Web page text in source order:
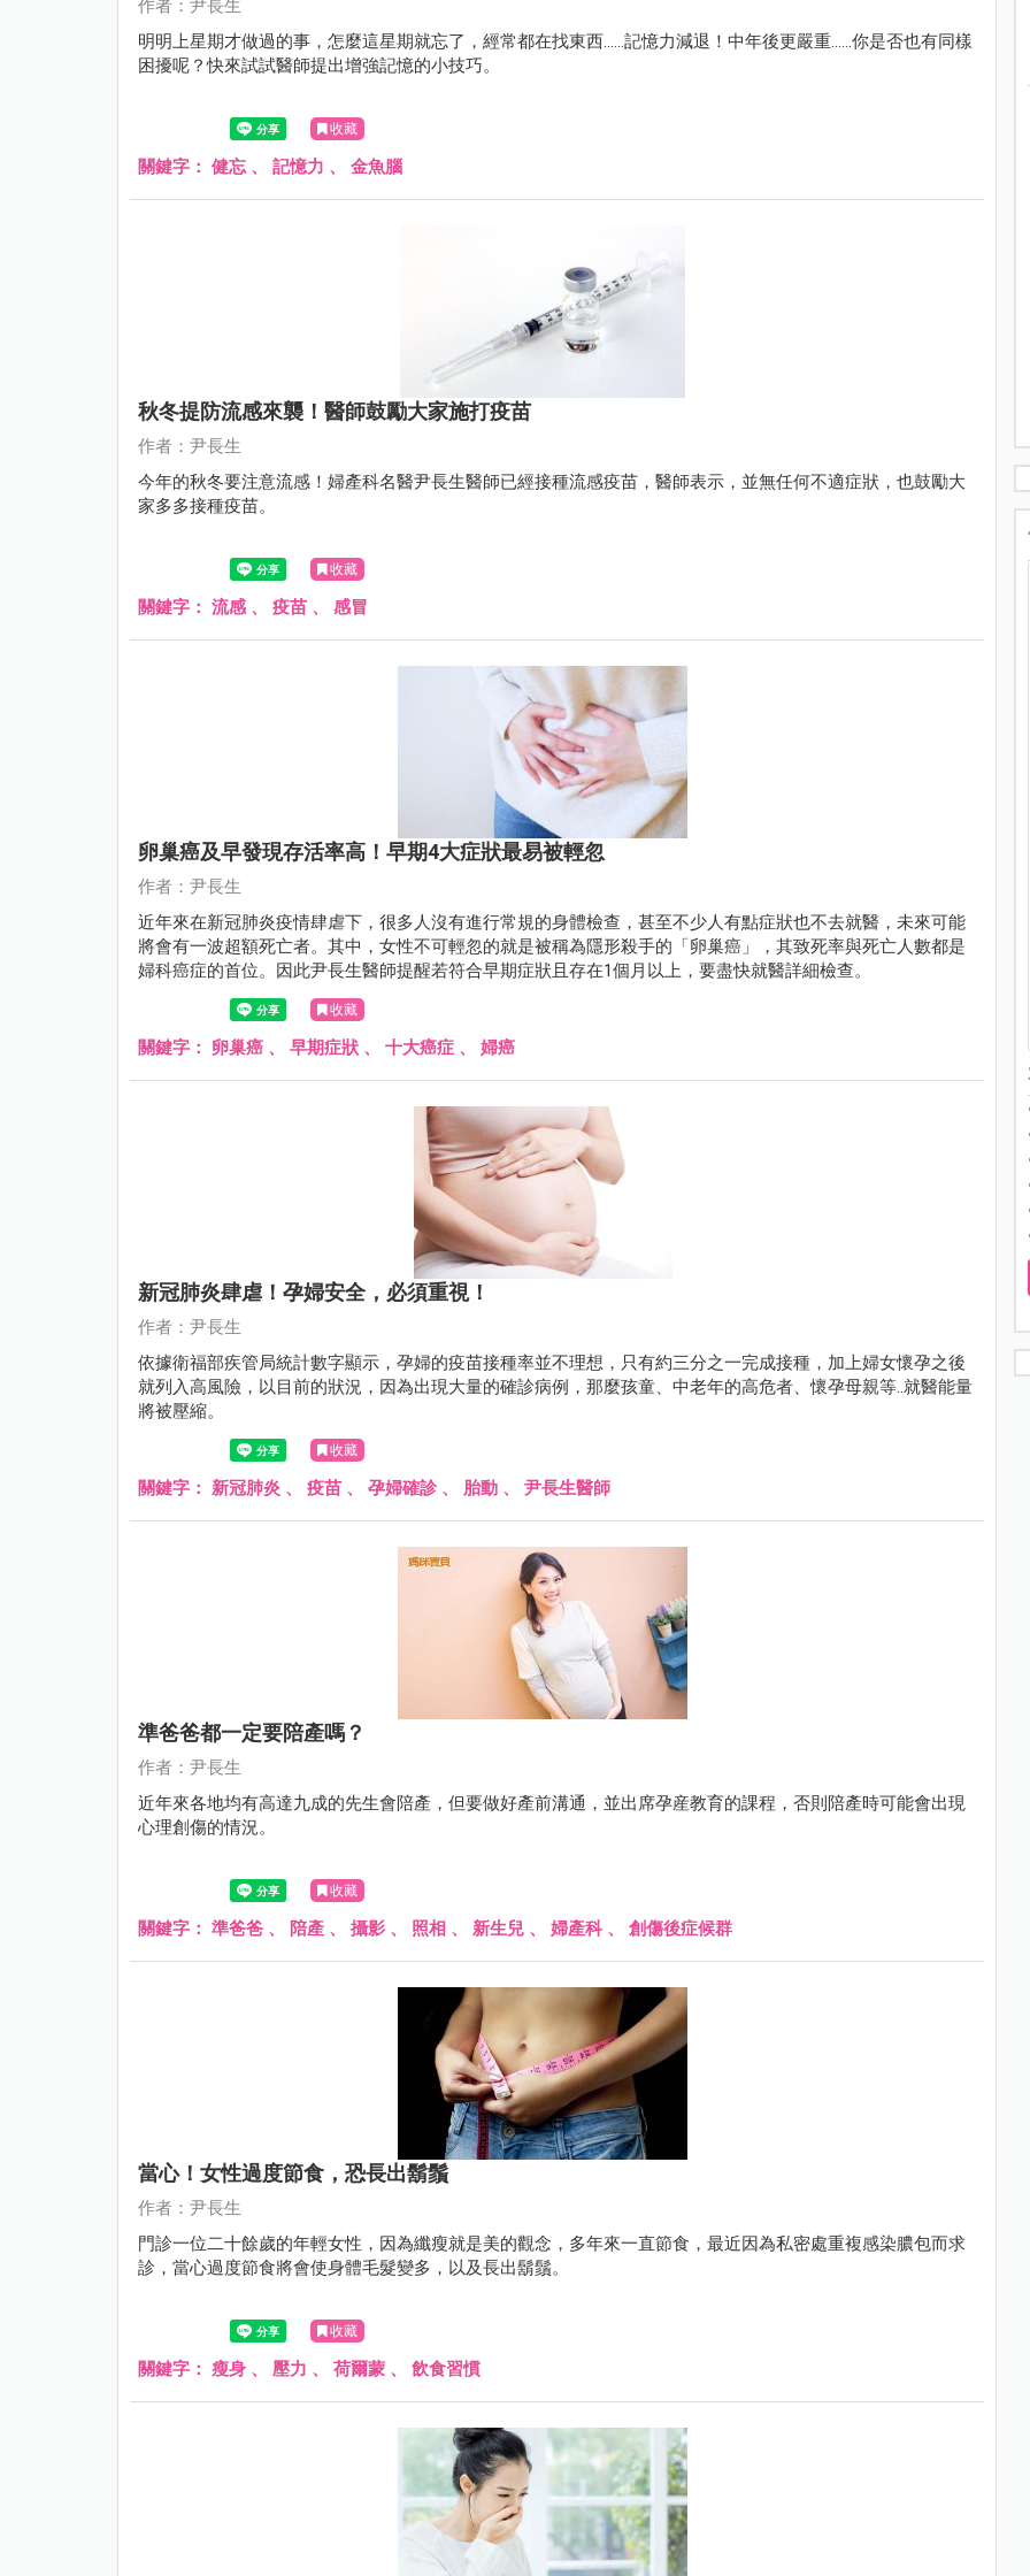
作者：尹長生
明明上星期才做過的事，怎麼這星期就忘了，經常都在找東西......記憶力減退！中年後更嚴重......你是否也有同樣
困擾呢？快來試試醫師提出增強記憶的小技巧。
收藏
關鍵字： 健忘、 記憶力 、 金魚腦
秋冬提防流感來襲！醫師鼓勵大家施打疫苗
作者：尹長生
今年的秋冬要注意流感！婦產科名醫尹長生醫師已經接種流感疫苗，醫師表示，並無任何不適症狀，也鼓勵大
家多多接種疫苗。
收藏
關鍵字： 流感 、 疫苗 、 感冒
卵巢癌及早發現存活率高！早期4大症狀最易被輕忽
作者：尹長生
近年來在新冠肺炎疫情肆虐下，很多人沒有進行常規的身體檢查，甚至不少人有點症狀也不去就醫，未來可能
將會有一波超額死亡者。其中，女性不可輕忽的就是被稱為隱形殺手的「卵巢癌」，其致死率與死亡人數都是
婦科癌症的首位。因此尹長生醫師提醒若符合早期症狀且存在1個月以上，要盡快就醫詳細檢查。
收藏
關鍵字： 卵巢癌 、 早期症狀 、 十大癌症 、 婦癌
新冠肺炎肆虐！孕婦安全，必須重視！
作者：尹長生
依據衛福部疾管局統計數字顯示，孕婦的疫苗接種率並不理想，只有約三分之一完成接種，加上婦女懷孕之後
就列入高風險，以目前的狀況，因為出現大量的確診病例，那麼孩童、中老年的高危者、懷孕母親等..就醫能量
將被壓縮。
收藏
關鍵字： 新冠肺炎 、 疫苗 、 孕婦確診 、 胎動 、 尹長生醫師
準爸爸都一定要陪產嗎？
作者：尹長生
近年來各地均有高達九成的先生會陪產，但要做好產前溝通，並出席孕産教育的課程，否則陪產時可能會出現
心理創傷的情況。
收藏
關鍵字： 準爸爸 、 陪產 、 攝影 、 照相 、 新生兒 、 婦產科、 創傷後症候群
當心！女性過度節食，恐長出鬍鬚
作者：尹長生
門診一位二十餘歲的年輕女性，因為纖瘦就是美的觀念，多年來一直節食，最近因為私密處重複感染膿包而求
診，當心過度節食將會使身體毛髮變多，以及長出鬍鬚。
收藏
關鍵字： 瘦身 、 壓力 、 荷爾蒙 、 飲食習慣